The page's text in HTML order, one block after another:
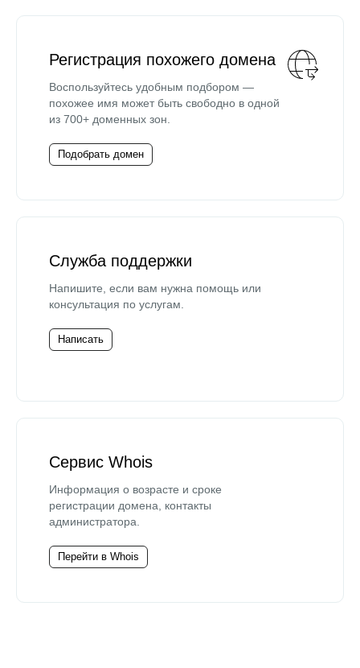
Регистрация похожего домена
Воспользуйтесь удобным подбором —
похожее имя может быть свободно в одной
из 700+ доменных зон.
Подобрать домен
Служба поддержки
Напишите, если вам нужна помощь или
консультация по услугам.
Написать
Сервис Whois
Информация о возрасте и сроке
регистрации домена, контакты
администратора.
Перейти в Whois